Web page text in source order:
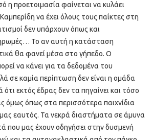
η προετοιμασία φαίνεται να κυλάει
να έχει όλους τους παίκτες στη
δεν υπάρχουν όπως και
Το αν αυτή η κατάσταση
θα φανεί μέσα στο γήπεδο. Ο
να κάνει για τα δεδομένα του
σε καμία περίπτωση δεν είναι η ομάδα
εκτός έδρας δεν τα πηγαίνει και τόσο
όμως όπως στα περισσότερα παιχνίδια
εαυτός. Τα νεκρά διαστήματα σε άμυνα
που μας έχουν οδηγήσει στην δυσμενή